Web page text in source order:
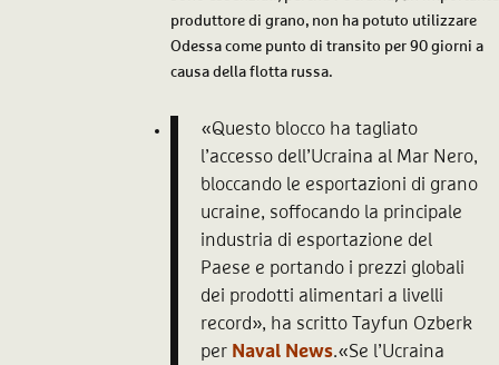
produttore di grano, non ha potuto utilizzare
Odessa come punto di transito per 90 giorni a
causa della flotta russa.
«Questo blocco ha tagliato
l’accesso dell’Ucraina al Mar Nero,
bloccando le esportazioni di grano
ucraine, soffocando la principale
industria di esportazione del
Paese e portando i prezzi globali
dei prodotti alimentari a livelli
record», ha scritto Tayfun Ozberk
per Naval News.«Se l’Ucraina